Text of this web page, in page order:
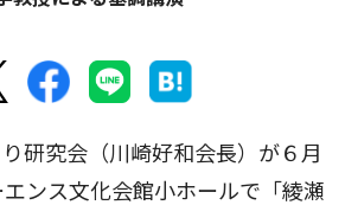
研究会（川崎好和会長）が６月
ンス文化会館小ホールで「綾瀬